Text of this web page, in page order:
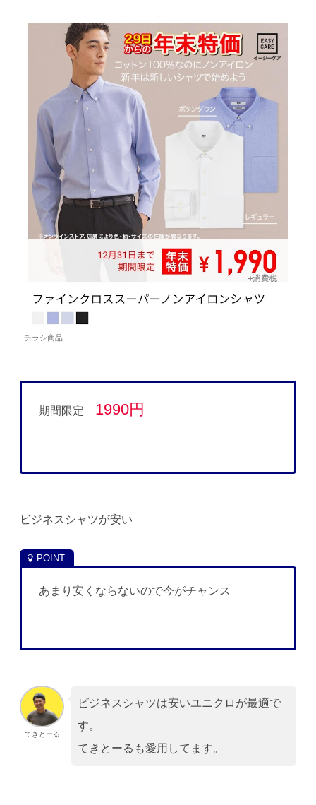
チラシ商品
期間限定 1990円
ビジネスシャツが安い
あまり安くならないので今がチャンス
てきとーる
ビジネスシャツは安いユニクロが最適で
す。
てきとーるも愛用してます。